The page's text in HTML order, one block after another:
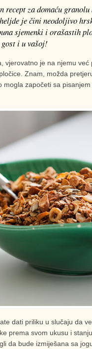
recept za domaću
je čini neodoljivo
sjemenki i orašastih
i u vašoj!
vjerovatno je na njemu
Znam, možda
započeti sa
dati priliku u slučaju da
prema svom ukusu i
da bude izmiješana sa